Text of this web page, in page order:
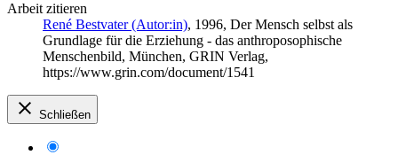
Arbeit zitieren
René Bestvater (Autor:in), 1996, Der Mensch selbst als
Grundlage für die Erziehung - das anthroposophische
Menschenbild, München, GRIN Verlag,
https://www.grin.com/document/1541
Schließen